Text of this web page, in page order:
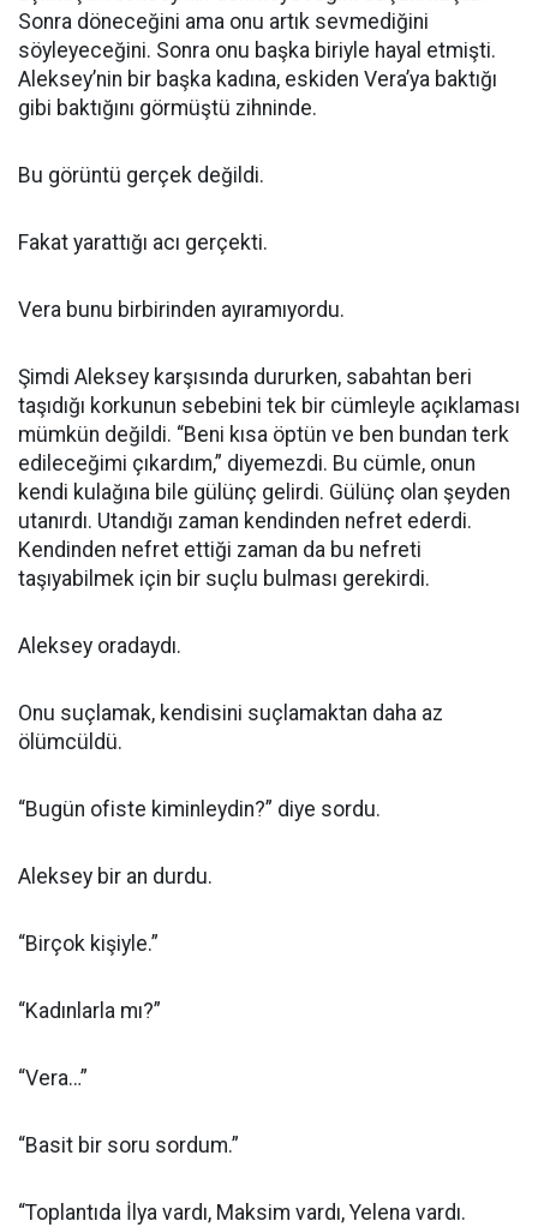
Sonra döneceğini ama onu artık sevmediğini
söyleyeceğini. Sonra onu başka biriyle hayal etmişti.
Aleksey’nin bir başka kadına, eskiden Vera’ya baktığı
gibi baktığını görmüştü zihninde.
Bu görüntü gerçek değildi.
Fakat yarattığı acı gerçekti.
Vera bunu birbirinden ayıramıyordu.
Şimdi Aleksey karşısında dururken, sabahtan beri
taşıdığı korkunun sebebini tek bir cümleyle açıklaması
mümkün değildi. “Beni kısa öptün ve ben bundan terk
edileceğimi çıkardım,” diyemezdi. Bu cümle, onun
kendi kulağına bile gülünç gelirdi. Gülünç olan şeyden
utanırdı. Utandığı zaman kendinden nefret ederdi.
Kendinden nefret ettiği zaman da bu nefreti
taşıyabilmek için bir suçlu bulması gerekirdi.
Aleksey oradaydı.
Onu suçlamak, kendisini suçlamaktan daha az
ölümcüldü.
“Bugün ofiste kiminleydin?” diye sordu.
Aleksey bir an durdu.
“Birçok kişiyle.”
“Kadınlarla mı?”
“Vera…”
“Basit bir soru sordum.”
“Toplantıda İlya vardı, Maksim vardı, Yelena vardı.